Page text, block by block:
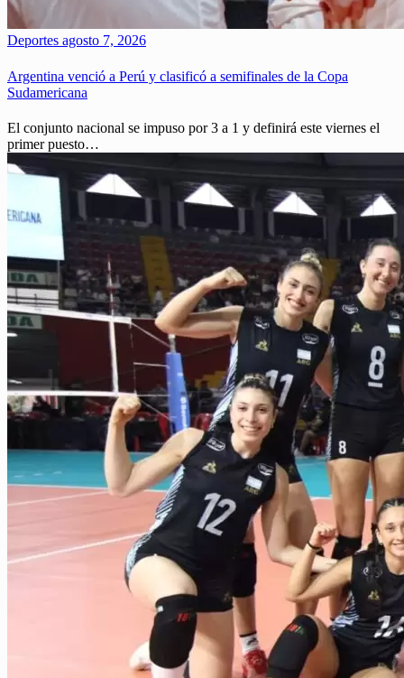
Deportes agosto 7, 2026
Argentina venció a Perú y clasificó a semifinales de la Copa
Sudamericana
El conjunto nacional se impuso por 3 a 1 y definirá este viernes el
primer puesto…